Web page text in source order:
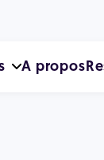
A propos